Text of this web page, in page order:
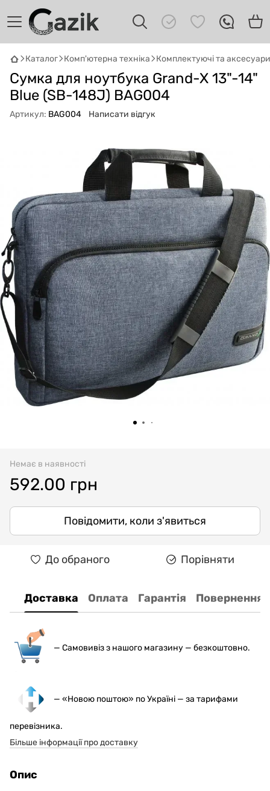
Каталог Комп'ютерна техніка Комплектуючі та аксесуари
Сумка для ноутбука Grand-X 13"-14"
Blue (SB-148J) BAG004
Артикул: BAG004 Написати відгук
Немає в наявності
592.00 грн
Повідомити, коли з'явиться
До обраного Порівняти
Доставка Оплата Гарантія Повернення
— Самовивіз з нашого магазину — безкоштовно.
— «Новою поштою» по Україні — за тарифами
перевізника.
Більше інформації про доставку
Опис
Онлайн · пошук техніки
Привіт! 👋 Я Gazik AI — допоможу